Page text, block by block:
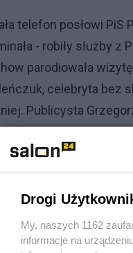
telefon posłowi
- robiły służby
parodiowała
celebryta bez
Publicysta
Ukrainy - co po
smoleńskie i
o godzinie 20
Drogi
My, naszych 1162
informacje na